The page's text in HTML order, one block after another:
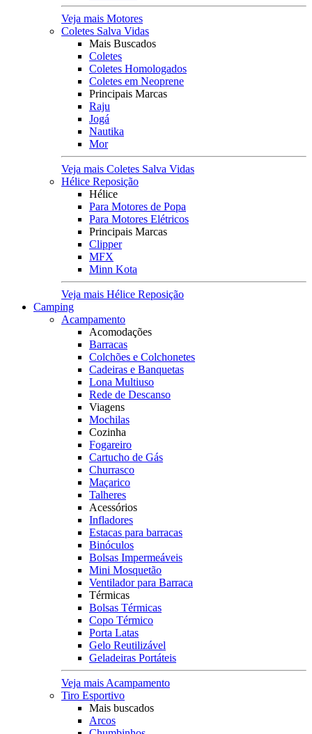
Veja mais Motores
Coletes Salva Vidas
Mais Buscados
Coletes
Coletes Homologados
Coletes em Neoprene
Principais Marcas
Raju
Jogá
Nautika
Mor
Veja mais Coletes Salva Vidas
Hélice Reposição
Hélice
Para Motores de Popa
Para Motores Elétricos
Principais Marcas
Clipper
MFX
Minn Kota
Veja mais Hélice Reposição
Camping
Acampamento
Acomodações
Barracas
Colchões e Colchonetes
Cadeiras e Banquetas
Lona Multiuso
Rede de Descanso
Viagens
Mochilas
Cozinha
Fogareiro
Cartucho de Gás
Churrasco
Maçarico
Talheres
Acessórios
Infladores
Estacas para barracas
Binóculos
Bolsas Impermeáveis
Mini Mosquetão
Ventilador para Barraca
Térmicas
Bolsas Térmicas
Copo Térmico
Porta Latas
Gelo Reutilizável
Geladeiras Portáteis
Veja mais Acampamento
Tiro Esportivo
Mais buscados
Arcos